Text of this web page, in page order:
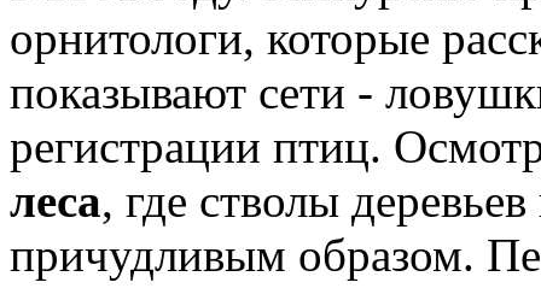
орнитологи, которые
показывают сети -
регистрации птиц.
леса, где стволы
причудливым образом.